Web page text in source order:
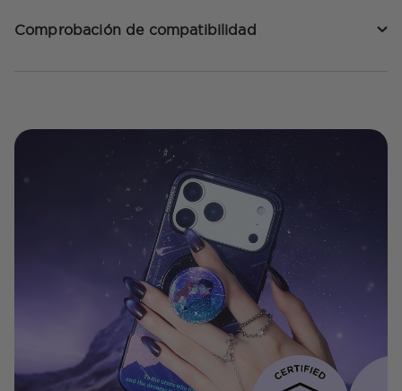
Comprobación de compatibilidad